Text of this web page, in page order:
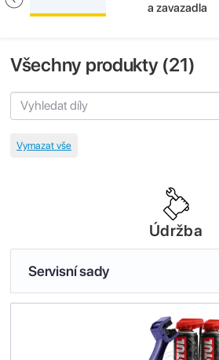
a zavazadla
Všechny produkty (21)
Údržba
Servisní sady